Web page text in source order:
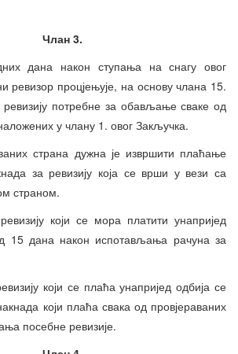
Члан 3.
дана након ступања на снагу овог
ревизор процјењује, на основу члана 15.
потребне за обављање сваке од
у члану 1. овог Закључка.
страна дужна је извршити плаћање
за ревизију која се врши у вези са
страном.
који се мора платити унапријед
15 дана након испотављања рачуна за
који се плаћа унапријед одбија се
који плаћа свака од провјераваних
посебне ревизије.